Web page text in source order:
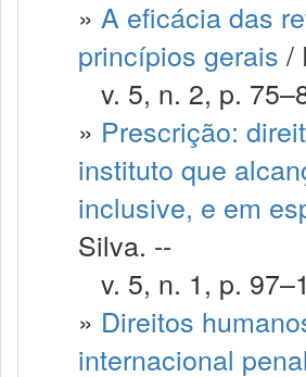
» A eficácia das
princípios gerais /
v. 5, n. 2, p.
» Prescrição:
instituto que
inclusive, e em
Silva. --
v. 5, n. 1, p.
» Direitos
internacional penal